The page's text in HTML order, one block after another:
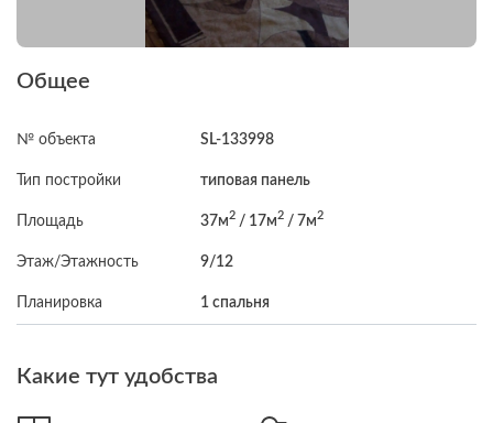
Общее
№ объекта SL-133998
Тип постройки типовая панель
Площадь 37м2 / 17м2 / 7м2
Этаж/Этажность 9/12
Планировка 1 спальня
Какие тут удобства